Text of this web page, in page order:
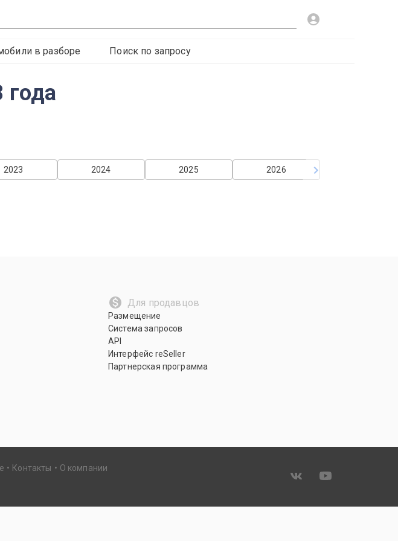
в разборе Поиск по запросу
2026
2025
2024
2023
Для продавцов
Размещение
Система запросов
API
Интерфейс reSeller
Партнерская программа
Контакты О компании